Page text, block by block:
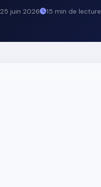
25 juin 2026 15 min de lecture